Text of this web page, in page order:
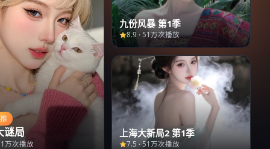
谜局
万次播放
九份风暴 第1季
8.9 ·51万次播放
上海大新局2 第1季
7.5 ·51万次播放